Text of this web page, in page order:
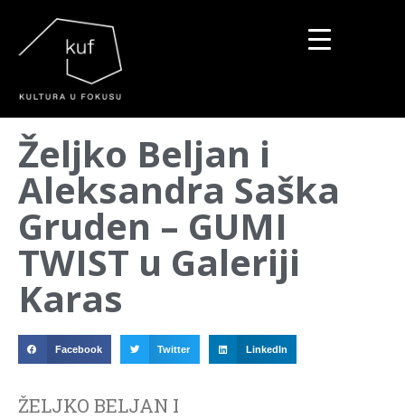
Željko Beljan i
Aleksandra Saška
Gruden – GUMI
TWIST u Galeriji
Karas
Facebook Twitter LinkedIn
ŽELJKO BELJAN I
▼
▼